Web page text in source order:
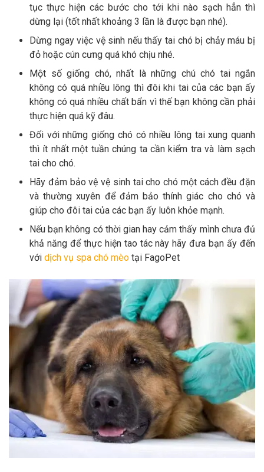
tục thực hiện các bước cho tới khi nào sạch hẳn thì
dừng lại (tốt nhất khoảng 3 lần là được bạn nhé).
Dừng ngay việc vệ sinh nếu thấy tai chó bị chảy máu bị
đỏ hoặc cún cưng quá khó chịu nhé.
Một số giống chó, nhất là những chú chó tai ngắn
không có quá nhiều lông thì đôi khi tai của các bạn ấy
không có quá nhiều chất bẩn vì thế bạn không cần phải
thực hiện quá kỹ đâu.
Đối với những giống chó có nhiều lông tai xung quanh
thì ít nhất một tuần chúng ta cần kiểm tra và làm sạch
tai cho chó.
Hãy đảm bảo vệ vệ sinh tai cho chó một cách đều đặn
và thường xuyên để đảm bảo thính giác cho chó và
giúp cho đôi tai của các bạn ấy luôn khỏe mạnh.
Nếu bạn không có thời gian hay cảm thấy mình chưa đủ
khả năng để thực hiện tao tác này hãy đưa bạn ấy đến
với dịch vụ spa chó mèo tại FagoPet